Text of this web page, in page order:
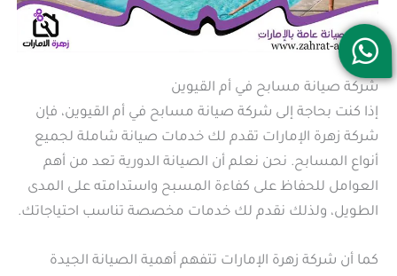
شركة صيانة مسابح في أم القيوين
إذا كنت بحاجة إلى شركة صيانة مسابح في أم القيوين، فإن
شركة زهرة الإمارات تقدم لك خدمات صيانة شاملة لجميع
أنواع المسابح. نحن نعلم أن الصيانة الدورية تعد من أهم
العوامل للحفاظ على كفاءة المسبح واستدامته على المدى
الطويل، ولذلك نقدم لك خدمات مخصصة تناسب احتياجاتك.
كما أن شركة زهرة الإمارات تتفهم أهمية الصيانة الجيدة